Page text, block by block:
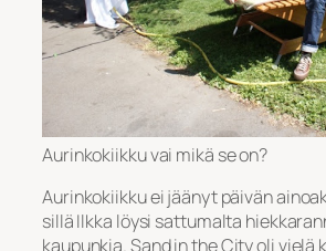
Aurinkokiikku vai mikä se on?
Aurinkokiikku ei jäänyt päivän
sillä Ilkka löysi sattumalta
kaupunkia. Sand in the City oli vielä